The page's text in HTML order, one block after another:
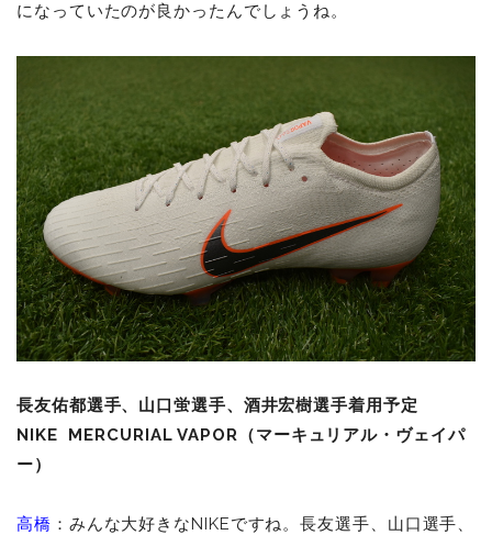
になっていたのが良かったんでしょうね。
長友佑都選手、山口蛍選手、酒井宏樹選手着用予定
NIKE MERCURIAL VAPOR （マーキュリアル・ヴェイパ
ー）
高橋 ：みんな大好きなNIKEですね。長友選手、山口選手、